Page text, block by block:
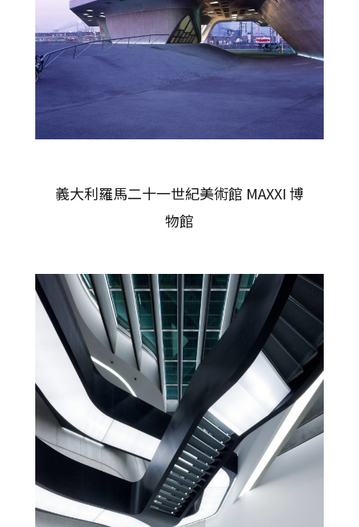
義大利羅馬二十一世紀美術館 MAXXI 博
物館